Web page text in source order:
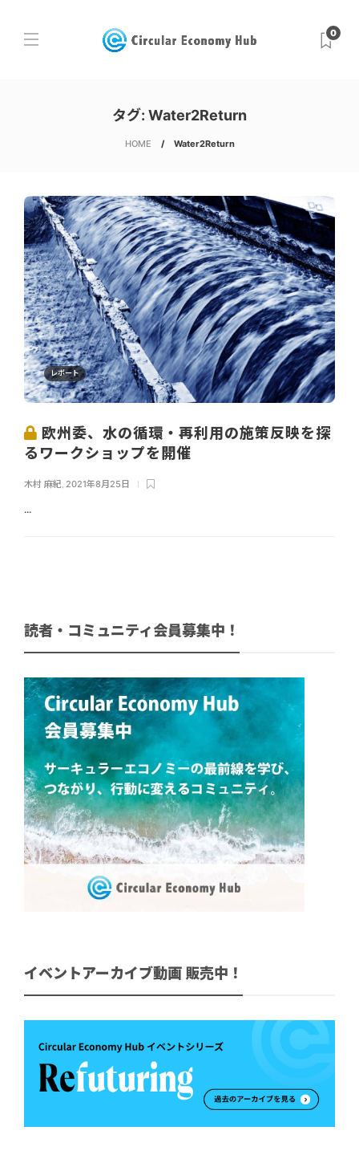
0
タグ: Water2Return
HOME Water2Return
レポート
欧州委、水の循環・再利用の施策反映を探
るワークショップを開催
木村 麻紀, 2021年8月25日
...
読者・コミュニティ会員募集中！
イベントアーカイブ動画 販売中！